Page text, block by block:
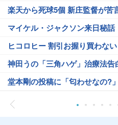
楽天から死球5個 新庄監督が苦
マイケル・ジャクソン来日秘話
ヒコロヒー 割引お握り買わない
神田うの「三角ハゲ」治療法告
堂本剛の投稿に「匂わせなの?」